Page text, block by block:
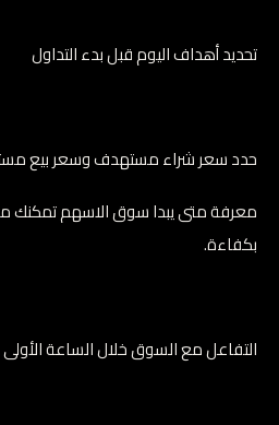
تحديد أهداف اليوم قبل بدء التداول
حدد سعر شراء مستهدف وسعر بيع
معرفة متى يبدا سوق الاسهم تمكنك
بكفاءة.
التفاعل مع السوق خلال الساعة الأولى